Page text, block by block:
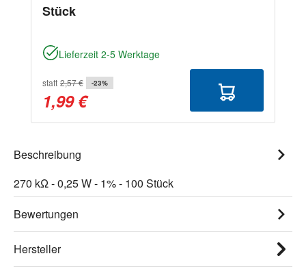
Stück
Lieferzeit 2-5 Werktage
statt 2,57 € -23%
1,99 €
Beschreibung
270 kΩ - 0,25 W - 1% - 100 Stück
Bewertungen
Hersteller